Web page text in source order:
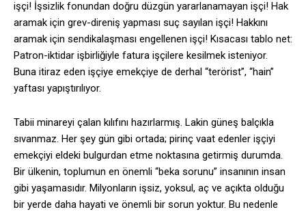
işçi! İşsizlik fonundan doğru düzgün yararlanamayan işçi! Hak
aramak için grev-direniş yapması suç sayılan işçi! Hakkını
aramak için sendikalaşması engellenen işçi! Kısacası tablo net:
Patron-iktidar işbirliğiyle fatura işçilere kesilmek isteniyor.
Buna itiraz eden işçiye emekçiye de derhal “terörist”, “hain”
yaftası yapıştırılıyor.
Tabii minareyi çalan kılıfını hazırlarmış. Lakin güneş balçıkla
sıvanmaz. Her şey gün gibi ortada; pirinç vaat edenler işçiyi
emekçiyi eldeki bulgurdan etme noktasına getirmiş durumda.
Bir ülkenin, toplumun en önemli “beka sorunu” insanının insan
gibi yaşamasıdır. Milyonların işsiz, yoksul, aç ve açıkta olduğu
bir yerde daha hayati ve önemli bir sorun yoktur. Bu nedenle